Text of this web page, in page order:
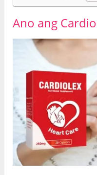
Ano ang